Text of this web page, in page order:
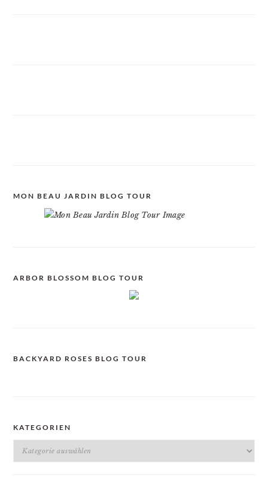
MON BEAU JARDIN BLOG TOUR
ARBOR BLOSSOM BLOG TOUR
BACKYARD ROSES BLOG TOUR
KATEGORIEN
Kategorien